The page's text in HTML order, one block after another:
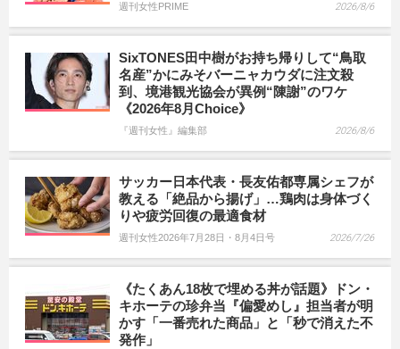
週刊女性PRIME 2026/8/6
SixTONES田中樹がお持ち帰りして“鳥取
名産”かにみそバーニャカウダに注文殺
到、境港観光協会が異例“陳謝”のワケ
《2026年8月Choice》
『週刊女性』編集部 2026/8/6
サッカー日本代表・長友佑都専属シェフが
教える「絶品から揚げ」…鶏肉は身体づく
りや疲労回復の最適食材
週刊女性2026年7月28日・8月4日号 2026/7/26
《たくあん18枚で埋める丼が話題》ドン・
キホーテの珍弁当『偏愛めし』担当者が明
かす「一番売れた商品」と「秒で消えた不
発作」